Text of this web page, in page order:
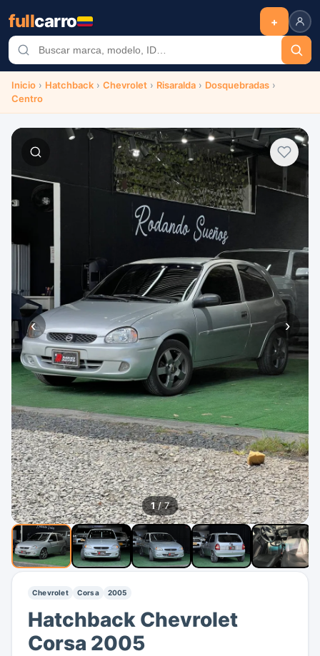
fullcarro +
Inicio › Hatchback › Chevrolet › Risaralda › Dosquebradas ›
Centro
‹ ›
1/ 7
Chevrolet Corsa 2005
Hatchback Chevrolet
Corsa 2005